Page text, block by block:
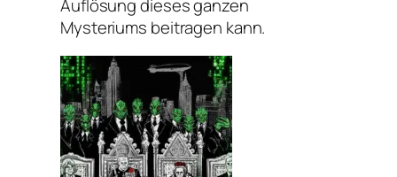
Auflösung dieses ganzen
Mysteriums beitragen kann.